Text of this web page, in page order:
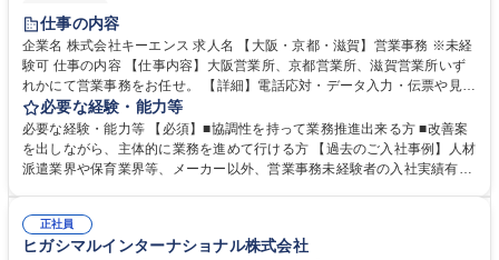
土日祝休み
仕事の内容
企業名 株式会社キーエンス 求人名 【大阪・京都・滋賀】営業事務 ※未経
験可 仕事の内容 【仕事内容】大阪営業所、京都営業所、滋賀営業所いず
れかにて営業事務をお任せ。 【詳細】電話応対・データ入力・伝票や見積
の作成・カタログ送付・来客対応・営業所内で発生する事務業務や業務改
善をお任せ。 【教育制度】ご入社後、育成担当とペアになりながらOJTに
て業務を覚えていただくことが可能です。業務システムがきちんと構築さ
れているため、スムーズに仕事に慣れることができる環境です。また、
募集職種 【大阪・京都・滋賀】営業事務 ※未経験可
必要な経験・能力等
必要な経験・能力等 【必須】■協調性を持って業務推進出来る方 ■改善案
を出しながら、主体的に業務を進めて行ける方 【過去のご入社事例】人材
派遣業界や保育業界等、メーカー以外、営業事務未経験者の入社実績有
えて、お客様や社員の状況に合わせ、能動的なサポート、改善の動きも期
待され。組織を支えるスペシャリストとして、チームに貢献し、結果的に
正社員
ヒガシマルインターナショナル株式会社